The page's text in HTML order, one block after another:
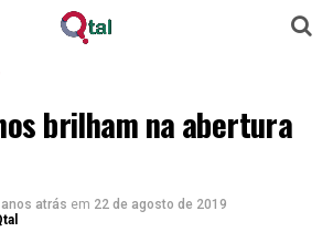
brilham na abertura
anos atrás em 22 de agosto de 2019